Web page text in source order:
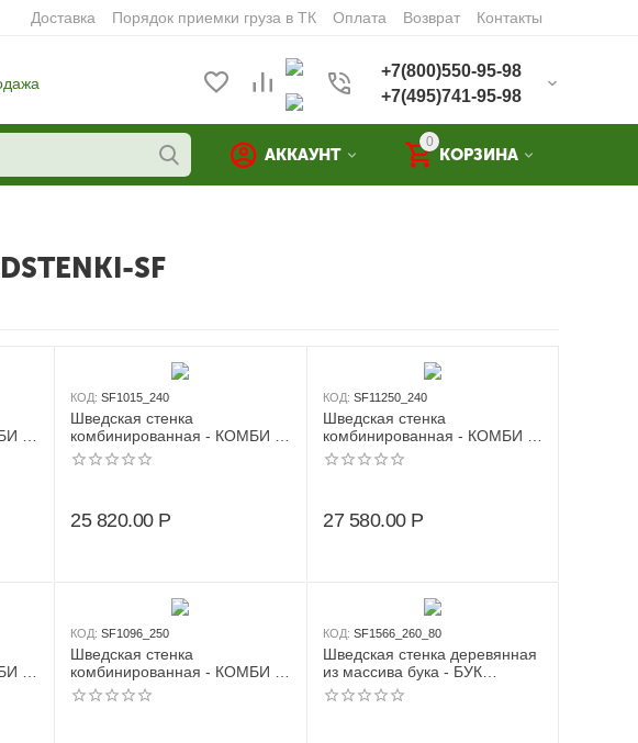
Доставка Порядок приемки груза в ТК Оплата Возврат Контакты
+7(800)550-95-98
+7(495)741-95-98
0
КОРЗИНА
АККАУНТ
SF
-
КОД: SF1015_240
Шведская стенка
комбинированная - КОМБИ -
ТСН+2 (стенка + турник
семейный навесной + канат +
25 820.00 Р
КОД: SF11250_240
Шведская стенка
комбинированная - КОМБИ -
ТРДШН+3 (стенка + турник-
рукоход из дерева с широким
лестница)
27 580.00 Р
-
КОД: SF1096_250
Шведская стенка
комбинированная - КОМБИ -
ТРДШС (стенка + турник-
рукоход из дерева с широким
КОД: SF1566_260_80
Шведская стенка деревянная
из массива бука - БУК
ПРЕМИУМ - СТ+ (стенка +
турник семейный + канат +